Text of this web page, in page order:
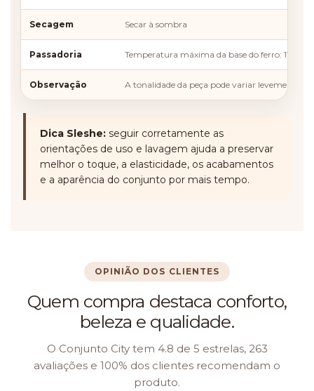
Secagem Secar à sombra
Passadoria Temperatura máxima da base do ferro: 110ºC
Observação A tonalidade da peça pode variar levemente
Dica Sleshe: seguir corretamente as
orientações de uso e lavagem ajuda a preservar
melhor o toque, a elasticidade, os acabamentos
e a aparência do conjunto por mais tempo.
OPINIÃO DOS CLIENTES
Quem compra destaca conforto,
beleza e qualidade.
O Conjunto City tem 4.8 de 5 estrelas, 263
avaliações e 100% dos clientes recomendam o
produto.